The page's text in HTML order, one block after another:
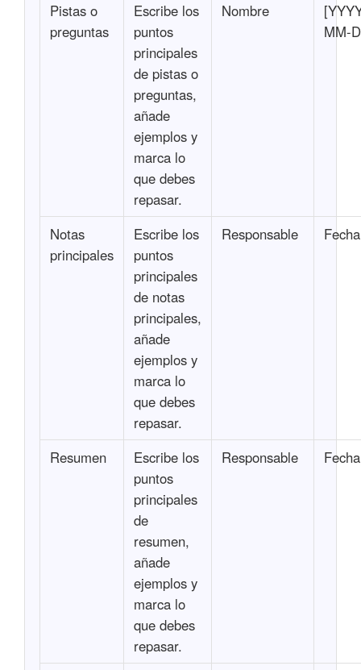
Pistas o
preguntas
Escribe los
puntos
principales
de pistas o
preguntas,
añade
ejemplos y
marca lo
que debes
repasar.
Nombre
MM-
Notas
principales
Escribe los
puntos
principales
de notas
principales,
añade
ejemplos y
marca lo
que debes
repasar.
Responsable Fecha
Resumen
Escribe los
puntos
principales
de
resumen,
añade
ejemplos y
marca lo
que debes
repasar.
Responsable Fecha